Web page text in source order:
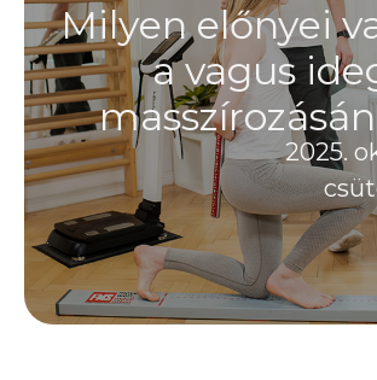
2025.
Milyen előnyei
a vagus